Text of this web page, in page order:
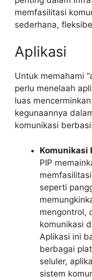
memfasilitasi
sederhana,
Aplikasi
Untuk memahami
perlu menelaah
luas
kegunaannya
komunikasi
Komunikasi
PIP
seperti
mengontrol,
komunikasi
Aplikasi ini
berbagai
seluler,
sistem